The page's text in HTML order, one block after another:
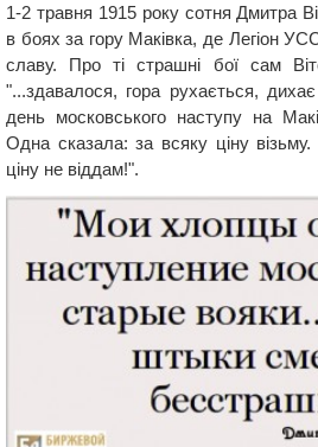
1-2 травня 1915 року сотня Дмитра
в боях за гору Маківка, де Легіон
славу. Про ті страшні бої сам
"...здавалося, гора рухається,
день московського наступу на
Одна сказала: за всяку ціну візьму.
ціну не віддам!".